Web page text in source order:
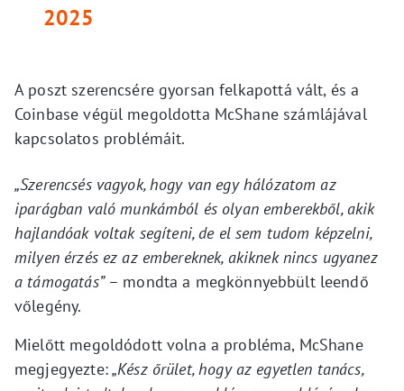
2025
A poszt szerencsére gyorsan felkapottá vált, és a
Coinbase végül megoldotta McShane számlájával
kapcsolatos problémáit.
„Szerencsés vagyok, hogy van egy hálózatom az
iparágban való munkámból és olyan emberekből, akik
hajlandóak voltak segíteni, de el sem tudom képzelni,
milyen érzés ez az embereknek, akiknek nincs ugyanez
a támogatás”– mondta a megkönnyebbült leendő
vőlegény.
Mielőtt megoldódott volna a probléma, McShane
megjegyezte:„Kész őrület, hogy az egyetlen tanács,